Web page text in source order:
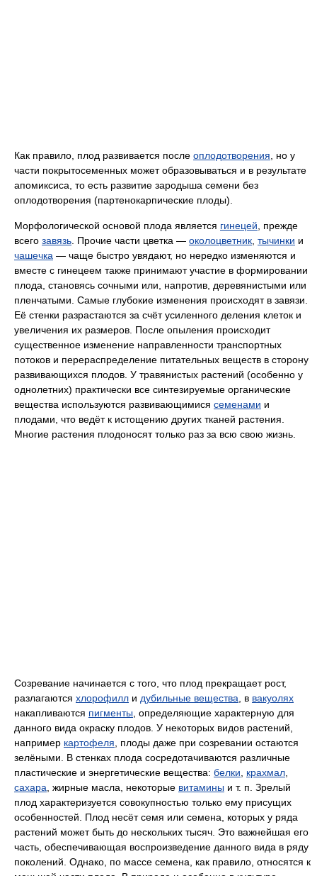
Как правило, плод развивается после оплодотворения , но у
части покрытосеменных может образовываться и в результате
апомиксиса, то есть развитие зародыша семени без
оплодотворения (партенокарпические плоды).
Морфологической основой плода является гинецей , прежде
всего завязь . Прочие части цветка — околоцветник тычинки и
чашечка — чаще быстро увядают, но нередко изменяются и
вместе с гинецеем также принимают участие в формировании
плода, становясь сочными или, напротив, деревянистыми или
пленчатыми. Самые глубокие изменения происходят в завязи.
Её стенки разрастаются за счёт усиленного деления клеток и
увеличения их размеров. После опыления происходит
существенное изменение направленности транспортных
потоков и перераспределение питательных веществ в сторону
развивающихся плодов. У травянистых растений (особенно у
однолетних) практически все синтезируемые органические
вещества используются развивающимися семенами и
плодами, что ведёт к истощению других тканей растения.
Многие растения плодоносят только раз за всю свою жизнь.
Созревание начинается с того, что плод прекращает рост,
разлагаются хлорофилл и дубильные вещества , в вакуолях
накапливаются пигменты , определяющие характерную для
данного вида окраску плодов. У некоторых видов растений,
например картофеля , плоды даже при созревании остаются
зелёными. В стенках плода сосредотачиваются различные
пластические и энергетические вещества: белки крахмал
сахара , жирные масла, некоторые витамины и т. п. Зрелый
плод характеризуется совокупностью только ему присущих
особенностей. Плод несёт семя или семена, которых у ряда
растений может быть до нескольких тысяч. Это важнейшая его
часть, обеспечивающая воспроизведение данного вида в ряду
поколений. Однако, по массе семена, как правило, относятся к